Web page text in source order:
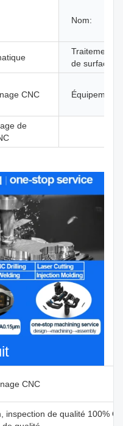
Nom:
Traitement
de surface:
CNC Équipement:
de
CNC
inspection de qualité 100%